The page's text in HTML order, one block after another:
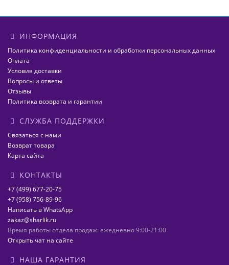
ИНФОРМАЦИЯ
Политика конфиденциальности и обработки персональных данных
Оплата
Условия доставки
Вопросы и ответы
Отзывы
Политика возврата и гарантии
СЛУЖБА ПОДДЕРЖКИ
Связаться с нами
Возврат товара
Карта сайта
КОНТАКТЫ
+7 (499) 677-20-75
+7 (958) 756-89-96
Написать в WhatsApp
zakaz@sharlik.ru
Время работы отдела продаж: ежедневно 9:00-21:00
Открыть чат на сайте
НАША ГАРАНТИЯ